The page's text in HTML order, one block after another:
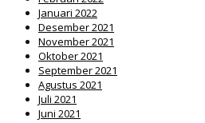
Januari 2022
Desember 2021
November 2021
Oktober 2021
September 2021
Agustus 2021
Juli 2021
Juni 2021